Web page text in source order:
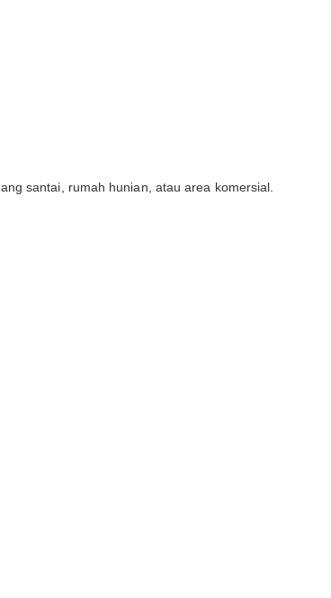
santai, rumah hunian, atau area komersial.